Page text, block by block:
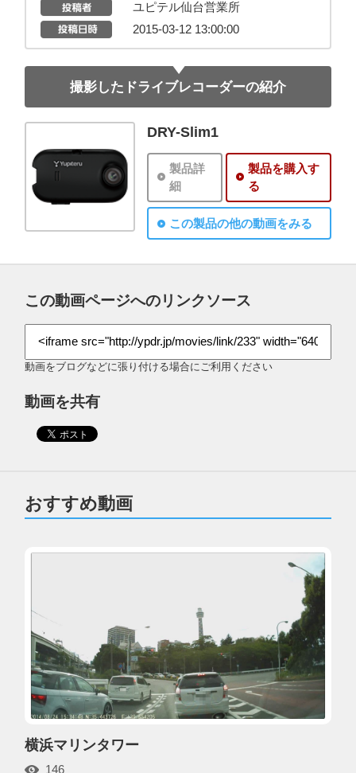
ユピテル仙台営業所
2015-03-12 13:00:00
撮影したドライブレコーダーの紹介
DRY-Slim1
製品詳
細
製品を購入す
る
この製品の他の動画をみる
この動画ページへのリンクソース
動画をブログなどに張り付ける場合にご利用ください
動画を共有
おすすめ動画
横浜マリンタワー
146